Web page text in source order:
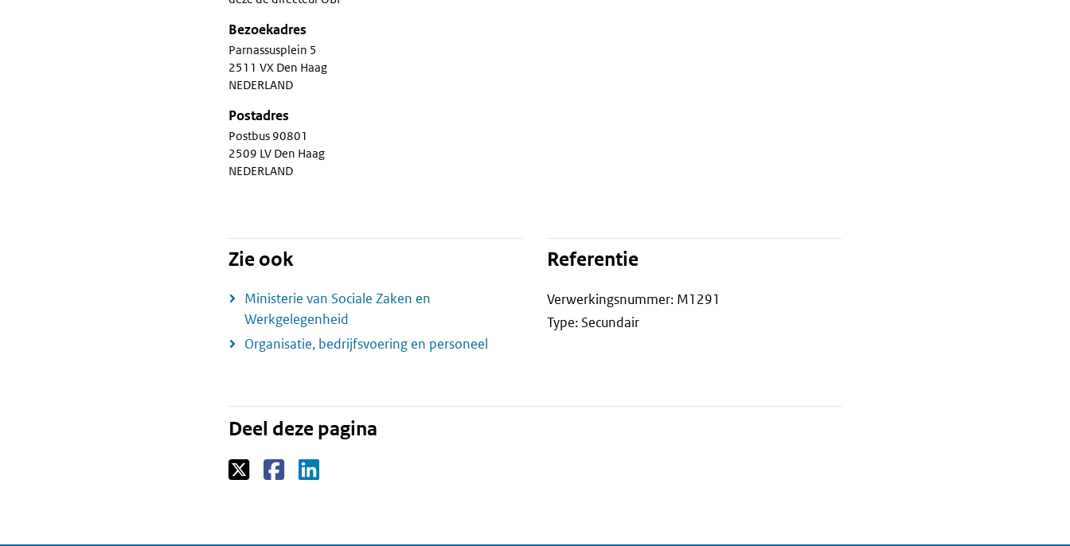
Bezoekadres
Parnassusplein 5
2511 VX Den Haag
NEDERLAND
Postadres
Postbus 90801
2509 LV Den Haag
NEDERLAND
Zie ook
Ministerie van Sociale Zaken en
Werkgelegenheid
Organisatie, bedrijfsvoering en personeel
Referentie
Verwerkingsnummer: M1291
Type: Secundair
Deel deze pagina